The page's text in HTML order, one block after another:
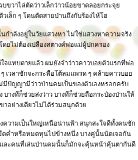
ขวาไล่ตัดว่าวเล็กว่าวน้อยขาดลอยกระจุย
เล็ก ๆ โดนตัดสายป่านถึงกับร้องไห้โฮ
ำลังอยู่ในวัยแสวงหา ไม่ใช่แสวงหาความจริง
ยไม่ต้องเปลืองสตางค์พ่อแม่ผู้ปกครอง
แทบตายแล้ว ผมยังจำว่าวคาวบอยตัวแรกที่พ่อ
เวลาชักจะกระพือโต้ลมแพรด ๆ คล้ายคาวบอย
ปัญญามีว่าวป่านคมเป็นของตัวเองหรอกครับ
างทีก็ช่วยส่งว่าว บางทีก็ช่วยถือกระป๋องป่านให้
าอย่างเดียวไม่ได้ร่วมสนุกด้วย
ความเป็นใหญ่เหนือน่านฟ้า สนุกสะใจดีทั้งคนชัก
ค่ำหรือหมดทุนไปข้างหนึ่ง บางคู่นั้นนัดเจอกัน
และคนที่เล่นป่านคมนั้นก็มักจะคุ้นหน้าคุ้นตากันดี